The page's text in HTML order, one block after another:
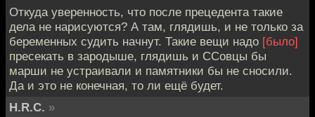
Откуда уверенность, что после прецедента такие
дела не нарисуются? А там, глядишь, и не только за
беременных судить начнут. Такие вещи надо [было]
пресекать в зародыше, глядишь и ССовцы бы
марши не устраивали и памятники бы не сносили.
Да и это не конечная, то ли ещё будет.
H.R.C. »